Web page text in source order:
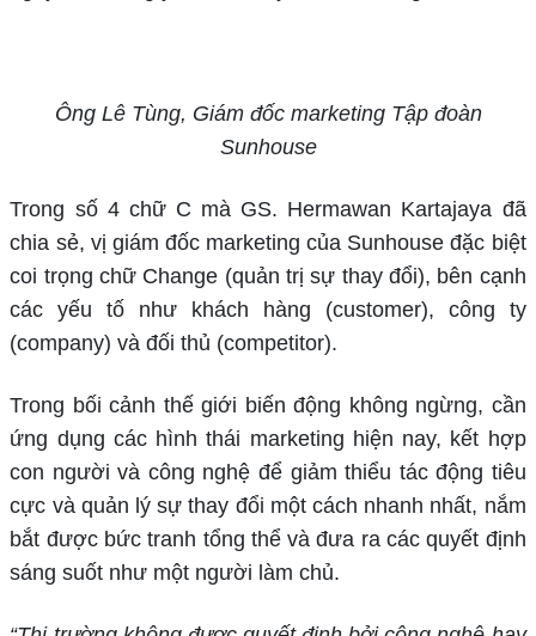
Ông Lê Tùng, Giám đốc marketing Tập đoàn
Sunhouse
Trong số 4 chữ C mà GS. Hermawan Kartajaya đã
chia sẻ, vị giám đốc marketing của Sunhouse đặc biệt
coi trọng chữ Change (quản trị sự thay đổi), bên cạnh
các yếu tố như khách hàng (customer), công ty
(company) và đối thủ (competitor).
Trong bối cảnh thế giới biến động không ngừng, cần
ứng dụng các hình thái marketing hiện nay, kết hợp
con người và công nghệ để giảm thiểu tác động tiêu
cực và quản lý sự thay đổi một cách nhanh nhất, nắm
bắt được bức tranh tổng thể và đưa ra các quyết định
sáng suốt như một người làm chủ.